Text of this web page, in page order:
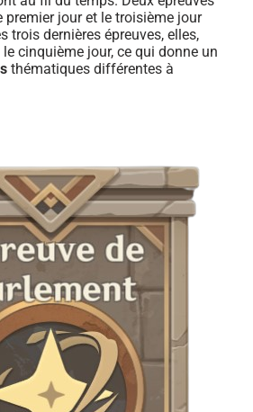
premier jour et le troisième jour
trois dernières épreuves, elles,
cinquième jour, ce qui donne un
thématiques différentes à